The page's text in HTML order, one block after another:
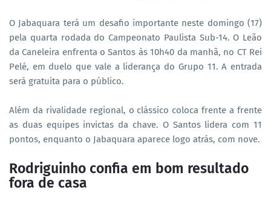
O Jabaquara terá um desafio importante neste domingo (17)
pela quarta rodada do Campeonato Paulista Sub-14. O Leão
da Caneleira enfrenta o Santos às 10h40 da manhã, no CT Rei
Pelé, em duelo que vale a liderança do Grupo 11. A entrada
será gratuita para o público.
Além da rivalidade regional, o clássico coloca frente a frente
as duas equipes invictas da chave. O Santos lidera com 11
pontos, enquanto o Jabaquara aparece logo atrás, com nove.
Rodriguinho confia em bom resultado
fora de casa